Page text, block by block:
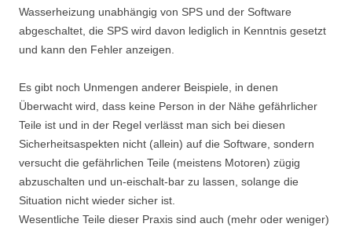
Wasserheizung unabhängig von SPS und der Software
abgeschaltet, die SPS wird davon lediglich in Kenntnis gesetzt
und kann den Fehler anzeigen.
Es gibt noch Unmengen anderer Beispiele, in denen
Überwacht wird, dass keine Person in der Nähe gefährlicher
Teile ist und in der Regel verlässt man sich bei diesen
Sicherheitsaspekten nicht (allein) auf die Software, sondern
versucht die gefährlichen Teile (meistens Motoren) zügig
abzuschalten und un-eischalt-bar zu lassen, solange die
Situation nicht wieder sicher ist.
Wesentliche Teile dieser Praxis sind auch (mehr oder weniger)